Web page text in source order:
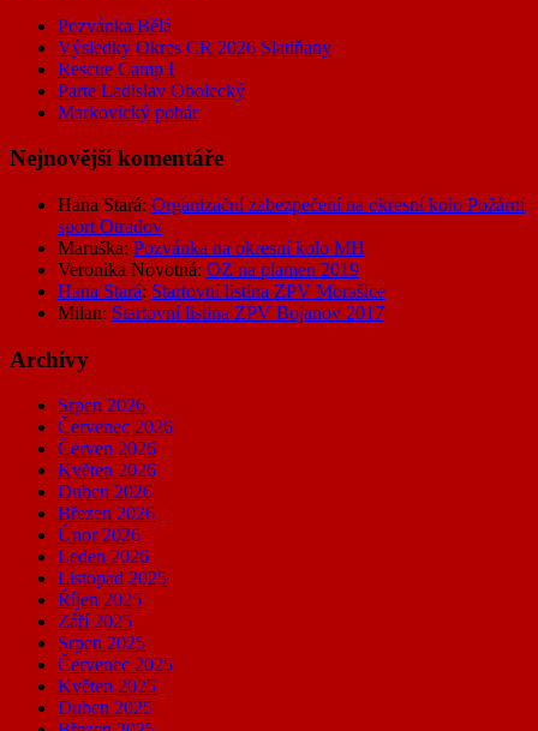
Pozvánka Bělá
Výsledky Okres CR 2026 Slatiňany
Rescue Camp I
Parte Ladislav Obolecký
Markovický pohár
Nejnovější komentáře
Hana Stará: Organizační zabezpečení na okresní kolo Požární
sport Otradov
Maruška: Pozvánka na okresní kolo MH
Veronika Novotná: OZ na plamen 2019
Hana Stará: Startovní listina ZPV Morašice
Milan: Startovní listina ZPV Bojanov 2017
Archivy
Srpen 2026
Červenec 2026
Červen 2026
Květen 2026
Duben 2026
Březen 2026
Únor 2026
Leden 2026
Listopad 2025
Říjen 2025
Září 2025
Srpen 2025
Červenec 2025
Květen 2025
Duben 2025